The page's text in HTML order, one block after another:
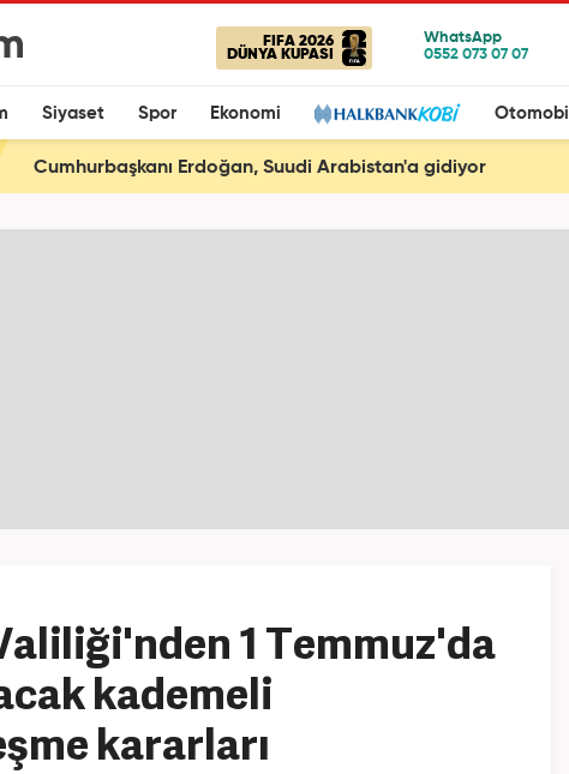
FIFA 2026
DÜNYA KUPASI
Siyaset Spor Ekonomi Otomobil
Cumhurbaşkanı Erdoğan, Suudi Arabistan'a gidiyor
1 Temmuz'da
kademeli
kararları